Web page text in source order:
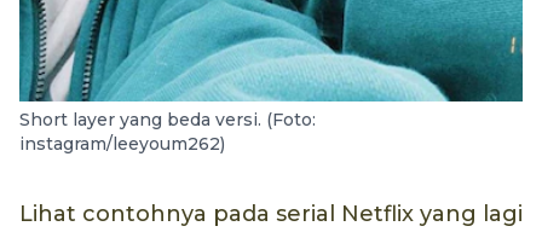
Short layer yang beda versi. (Foto:
instagram/leeyoum262)
Lihat contohnya pada serial Netflix yang lagi